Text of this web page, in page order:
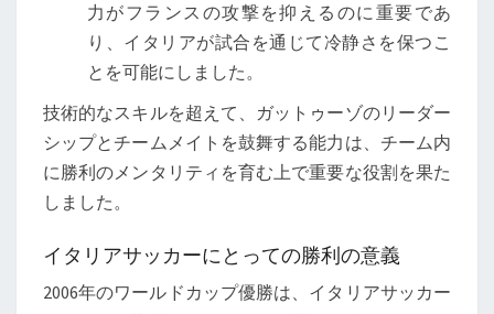
力がフランスの攻撃を抑えるのに重要であ
り、イタリアが試合を通じて冷静さを保つこ
とを可能にしました。
技術的なスキルを超えて、ガットゥーゾのリーダー
シップとチームメイトを鼓舞する能力は、チーム内
に勝利のメンタリティを育む上で重要な役割を果た
しました。
イタリアサッカーにとっての勝利の意義
2006年のワールドカップ優勝は、イタリアサッカー